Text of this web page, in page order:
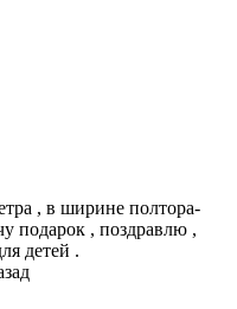
, в ширине полтора-
подарок , поздравлю ,
детей .